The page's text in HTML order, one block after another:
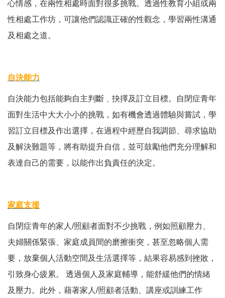
心情感，在兩性相處時面對很多挑戰。透過性教育小組或兩
性相處工作坊，可讓他們認識正確的性觀念，學習兩性溝通
及相處之道。
自決能力
自決能力包括能夠自主判斷﹑抉擇及訂立目標。自閉症青年
面對生活中大大小小的挑戰，如有機會透過體驗與嘗試，學
習訂立目標及作出選擇，在過程中經歷自我調節、尋求協助
及解決難題等，將有助提升自信，並可鼓勵他們充分理解和
表達自己的需要，以能作出負責任的決定。
家庭支援
自閉症青年的家人/照顧者面對不少挑戰，例如照顧壓力、
夫婦關係緊張、家庭成員間的磨擦衝突，甚至忽略個人需
要，放棄個人活動空間及生活選擇等，結果容易感到挫敗，
引致身心疲累。 透過個人及家庭輔導，能舒緩他們的情緒
及壓力。此外，藉著家人/照顧者活動、講座或訓練工作